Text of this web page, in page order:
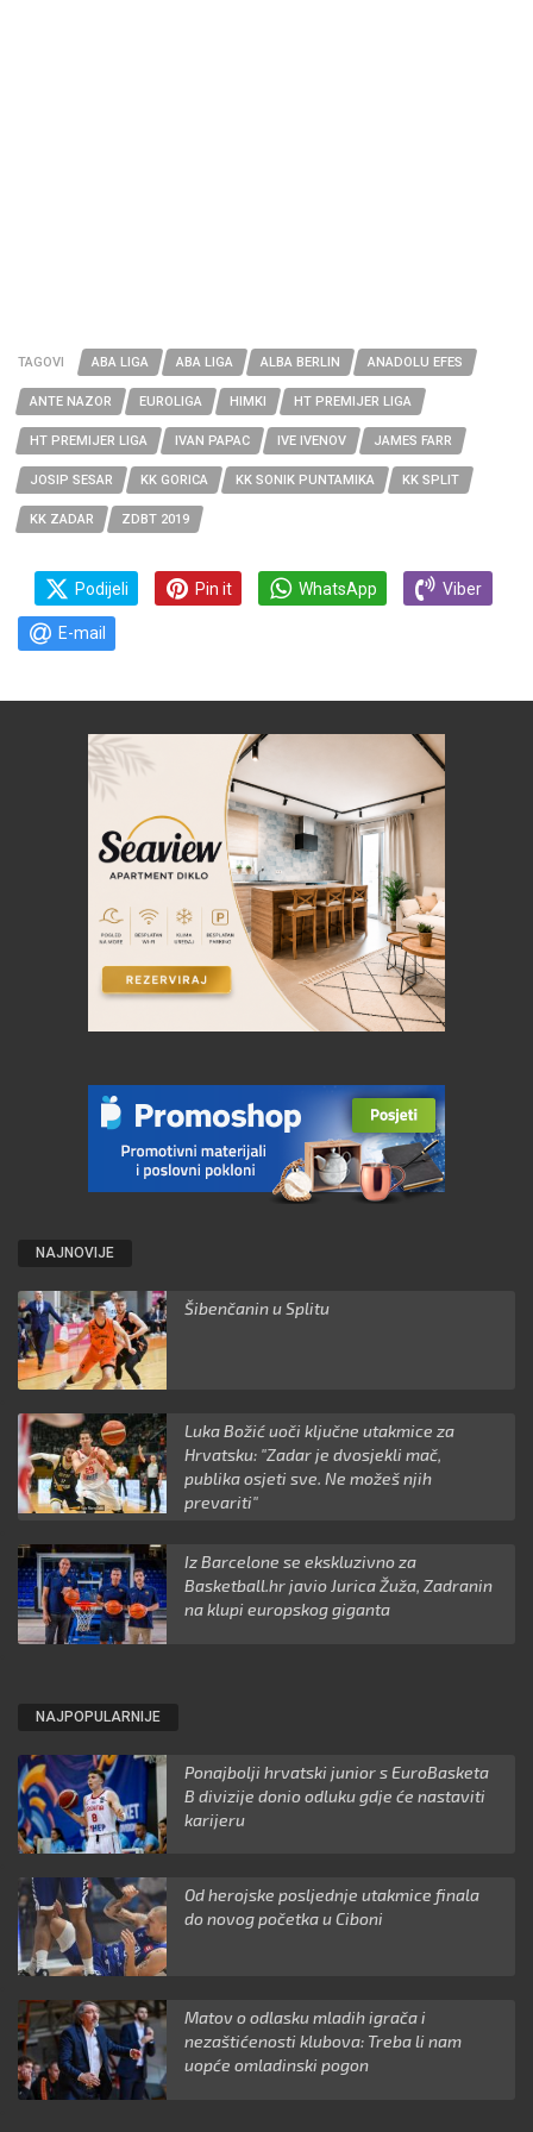
TAGOVI ABA LIGA ABA LIGA ALBA BERLIN ANADOLU EFES
ANTE NAZOR EUROLIGA HIMKI HT PREMIJER LIGA
HT PREMIJER LIGA IVAN PAPAC IVE IVENOV JAMES FARR
JOSIP SESAR KK GORICA KK SONIK PUNTAMIKA KK SPLIT
KK ZADAR ZDBT 2019
Podijeli Pin it WhatsApp Viber
E-mail
NAJNOVIJE
Šibenčanin u Splitu
Luka Božić uoči ključne utakmice za
Hrvatsku: "Zadar je dvosjekli mač,
publika osjeti sve. Ne možeš njih
prevariti"
Iz Barcelone se ekskluzivno za
Basketball.hr javio Jurica Žuža, Zadranin
na klupi europskog giganta
NAJPOPULARNIJE
Ponajbolji hrvatski junior s EuroBasketa
B divizije donio odluku gdje će nastaviti
karijeru
Od herojske posljednje utakmice finala
do novog početka u Ciboni
Matov o odlasku mladih igrača i
nezaštićenosti klubova: Treba li nam
uopće omladinski pogon